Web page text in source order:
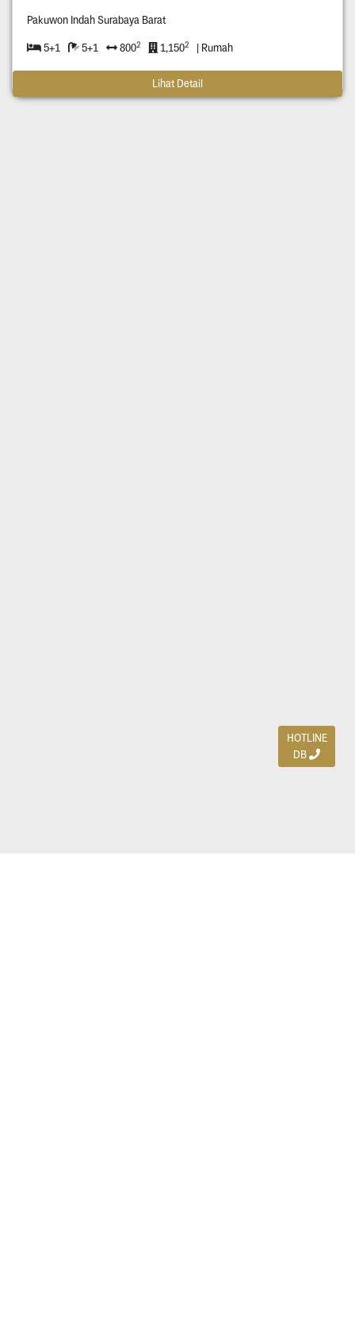
Pakuwon Indah Surabaya Barat
5+1 5+1 8002 1,1502 | Rumah
Lihat Detail
HOTLINE
DB